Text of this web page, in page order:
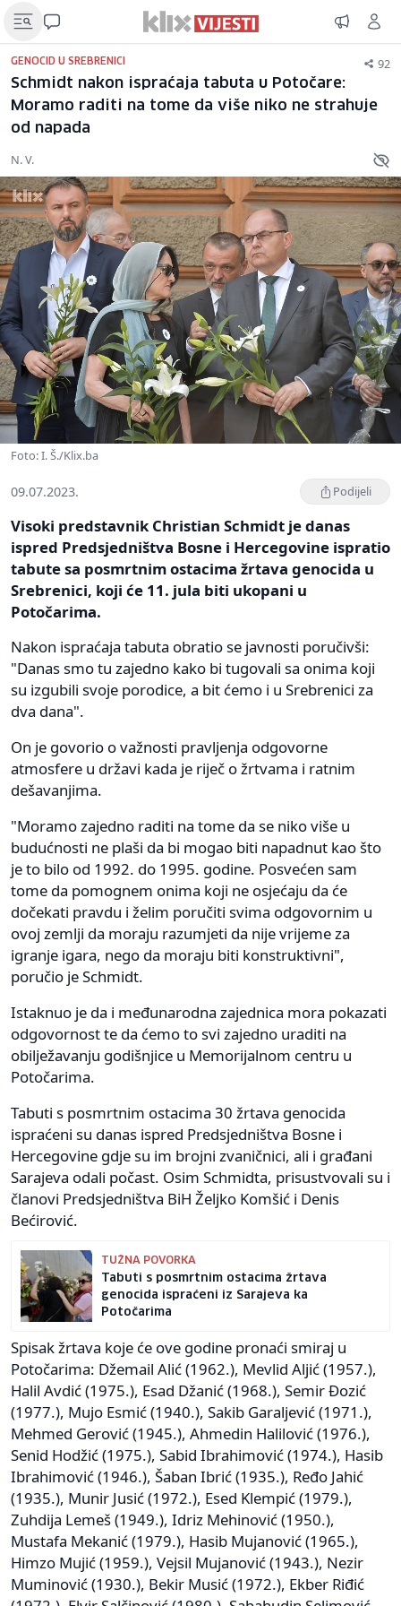
GENOCID U SREBRENICI 92
Schmidt nakon ispraćaja tabuta u Potočare:
Moramo raditi na tome da više niko ne strahuje
od napada
N. V.
Foto: I. Š./Klix.ba
09.07.2023. Podijeli
Visoki predstavnik Christian Schmidt je danas
ispred Predsjedništva Bosne i Hercegovine ispratio
tabute sa posmrtnim ostacima žrtava genocida u
Srebrenici, koji će 11. jula biti ukopani u
Potočarima.
Nakon ispraćaja tabuta obratio se javnosti poručivši:
"Danas smo tu zajedno kako bi tugovali sa onima koji
su izgubili svoje porodice, a bit ćemo i u Srebrenici za
dva dana".
On je govorio o važnosti pravljenja odgovorne
atmosfere u državi kada je riječ o žrtvama i ratnim
dešavanjima.
"Moramo zajedno raditi na tome da se niko više u
budućnosti ne plaši da bi mogao biti napadnut kao što
je to bilo od 1992. do 1995. godine. Posvećen sam
tome da pomognem onima koji ne osjećaju da će
dočekati pravdu i želim poručiti svima odgovornim u
ovoj zemlji da moraju razumjeti da nije vrijeme za
igranje igara, nego da moraju biti konstruktivni",
poručio je Schmidt.
Istaknuo je da i međunarodna zajednica mora pokazati
odgovornost te da ćemo to svi zajedno uraditi na
obilježavanju godišnjice u Memorijalnom centru u
Potočarima.
Tabuti s posmrtnim ostacima 30 žrtava genocida
ispraćeni su danas ispred Predsjedništva Bosne i
Hercegovine gdje su im brojni zvaničnici, ali i građani
Sarajeva odali počast. Osim Schmidta, prisustvovali su i
članovi Predsjedništva BiH Željko Komšić i Denis
Bećirović.
TUŽNA POVORKA
Tabuti s posmrtnim ostacima žrtava
genocida ispraćeni iz Sarajeva ka
Potočarima
Spisak žrtava koje će ove godine pronaći smiraj u
Potočarima: Džemail Alić (1962.), Mevlid Aljić (1957.),
Halil Avdić (1975.), Esad Džanić (1968.), Semir Đozić
(1977.), Mujo Esmić (1940.), Sakib Garaljević (1971.),
Mehmed Gerović (1945.), Ahmedin Halilović (1976.),
Senid Hodžić (1975.), Sabid Ibrahimović (1974.), Hasib
Ibrahimović (1946.), Šaban Ibrić (1935.), Ređo Jahić
(1935.), Munir Jusić (1972.), Esed Klempić (1979.),
Zuhdija Lemeš (1949.), Idriz Mehinović (1950.),
Mustafa Mekanić (1979.), Hasib Mujanović (1965.),
Himzo Mujić (1959.), Vejsil Mujanović (1943.), Nezir
Muminović (1930.), Bekir Musić (1972.), Ekber Riđić